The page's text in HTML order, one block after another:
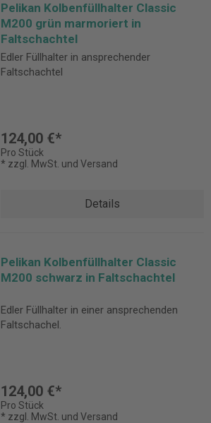
Pelikan Kolbenfüllhalter Classic
M200 grün marmoriert in
Faltschachtel
Edler Füllhalter in ansprechender
Faltschachtel
124,00 €*
Pro Stück
* zzgl. MwSt. und Versand
Details
Pelikan Kolbenfüllhalter Classic
M200 schwarz in Faltschachtel
Edler Füllhalter in einer ansprechenden
Faltschachel.
124,00 €*
Pro Stück
* zzgl. MwSt. und Versand